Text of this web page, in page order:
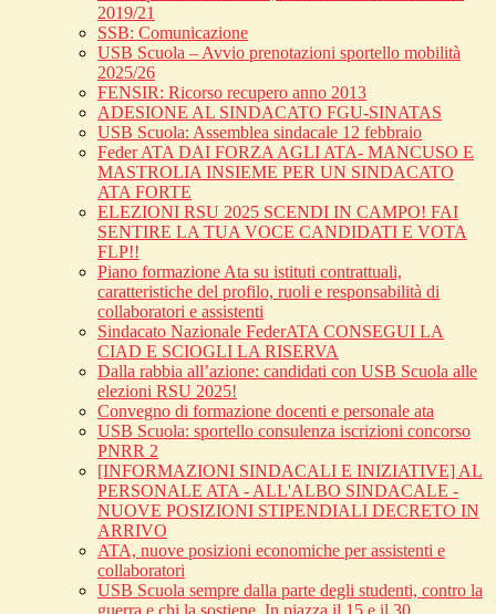
2019/21
SSB: Comunicazione
USB Scuola – Avvio prenotazioni sportello mobilità
2025/26
FENSIR: Ricorso recupero anno 2013
ADESIONE AL SINDACATO FGU-SINATAS
USB Scuola: Assemblea sindacale 12 febbraio
Feder ATA DAI FORZA AGLI ATA- MANCUSO E
MASTROLIA INSIEME PER UN SINDACATO
ATA FORTE
ELEZIONI RSU 2025 SCENDI IN CAMPO! FAI
SENTIRE LA TUA VOCE CANDIDATI E VOTA
FLP!!
Piano formazione Ata su istituti contrattuali,
caratteristiche del profilo, ruoli e responsabilità di
collaboratori e assistenti
Sindacato Nazionale FederATA CONSEGUI LA
CIAD E SCIOGLI LA RISERVA
Dalla rabbia all’azione: candidati con USB Scuola alle
elezioni RSU 2025!
Convegno di formazione docenti e personale ata
USB Scuola: sportello consulenza iscrizioni concorso
PNRR 2
[INFORMAZIONI SINDACALI E INIZIATIVE] AL
PERSONALE ATA - ALL'ALBO SINDACALE -
NUOVE POSIZIONI STIPENDIALI DECRETO IN
ARRIVO
ATA, nuove posizioni economiche per assistenti e
collaboratori
USB Scuola sempre dalla parte degli studenti, contro la